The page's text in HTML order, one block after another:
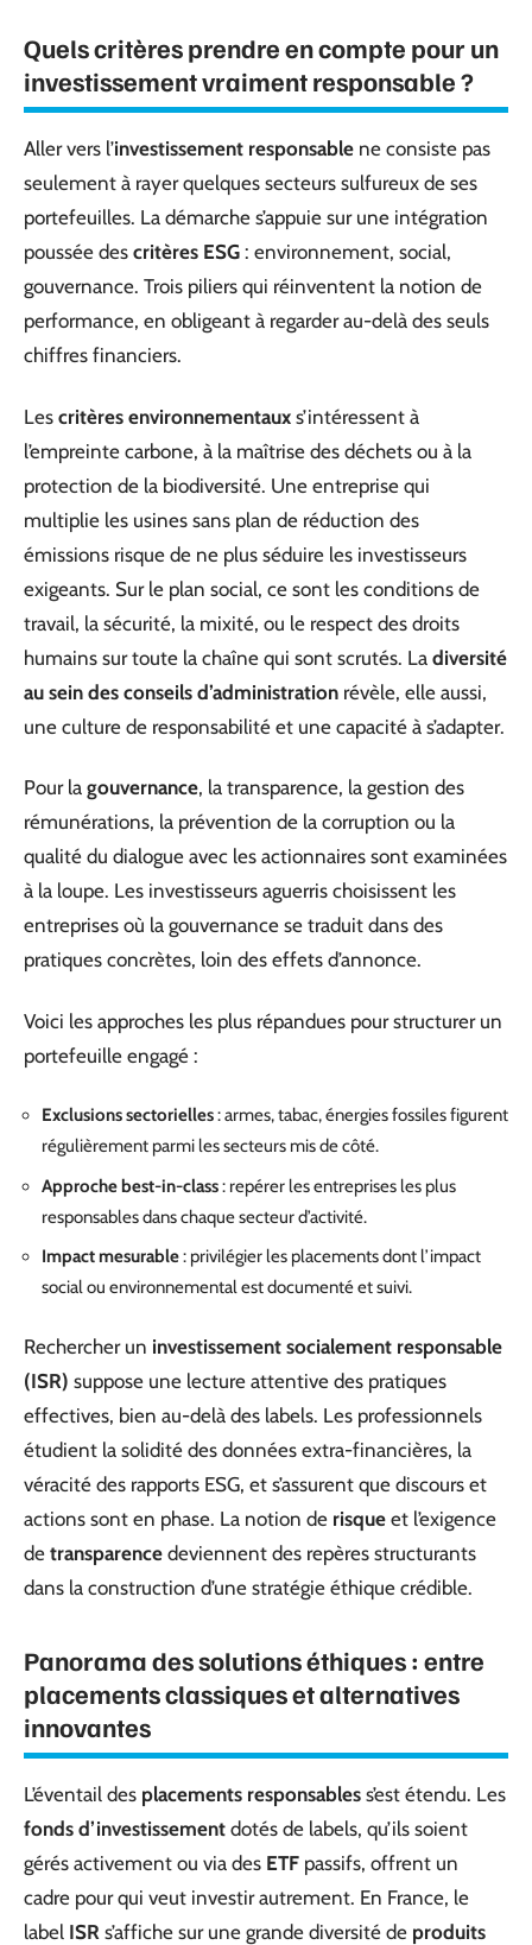
Quels critères prendre en compte pour un
investissement vraiment responsable ?
Aller vers l’investissement responsable ne consiste pas
seulement à rayer quelques secteurs sulfureux de ses
portefeuilles. La démarche s’appuie sur une intégration
poussée des critères ESG : environnement, social,
gouvernance. Trois piliers qui réinventent la notion de
performance, en obligeant à regarder au-delà des seuls
chiffres financiers.
Les critères environnementaux s’intéressent à
l’empreinte carbone, à la maîtrise des déchets ou à la
protection de la biodiversité. Une entreprise qui
multiplie les usines sans plan de réduction des
émissions risque de ne plus séduire les investisseurs
exigeants. Sur le plan social, ce sont les conditions de
travail, la sécurité, la mixité, ou le respect des droits
humains sur toute la chaîne qui sont scrutés. La diversité
au sein des conseils d’administration révèle, elle aussi,
une culture de responsabilité et une capacité à s’adapter.
Pour la gouvernance, la transparence, la gestion des
rémunérations, la prévention de la corruption ou la
qualité du dialogue avec les actionnaires sont examinées
à la loupe. Les investisseurs aguerris choisissent les
entreprises où la gouvernance se traduit dans des
pratiques concrètes, loin des effets d’annonce.
Voici les approches les plus répandues pour structurer un
portefeuille engagé :
Exclusions sectorielles: armes, tabac, énergies fossiles figurent
régulièrement parmi les secteurs mis de côté.
Approche best-in-class: repérer les entreprises les plus
responsables dans chaque secteur d’activité.
Impact mesurable: privilégier les placements dont l’impact
social ou environnemental est documenté et suivi.
Rechercher un investissement socialement responsable
(ISR) suppose une lecture attentive des pratiques
effectives, bien au-delà des labels. Les professionnels
étudient la solidité des données extra-financières, la
véracité des rapports ESG, et s’assurent que discours et
actions sont en phase. La notion de risque et l’exigence
de transparence deviennent des repères structurants
dans la construction d’une stratégie éthique crédible.
Panorama des solutions éthiques : entre
placements classiques et alternatives
innovantes
L’éventail des placements responsables s’est étendu. Les
fonds d’investissement dotés de labels, qu’ils soient
gérés activement ou via des ETF passifs, offrent un
cadre pour qui veut investir autrement. En France, le
label ISR s’affiche sur une grande diversité de produits